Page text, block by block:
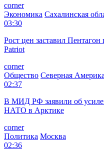
corner
Экономика Сахалинская
03:30
Рост цен заставил Пентагон
Patriot
corner
Общество Северная Америка
02:37
В МИД РФ заявили об
НАТО в Арктике
corner
Политика Москва
02:36